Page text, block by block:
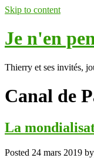
Skip to content
Je n'en
Thierry et ses invités,
Canal de
La
Posted 24 mars 2019 by